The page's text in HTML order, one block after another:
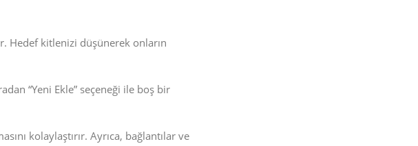
Hedef kitlenizi düşünerek onların
“Yeni Ekle” seçeneği ile boş bir
kolaylaştırır. Ayrıca, bağlantılar ve